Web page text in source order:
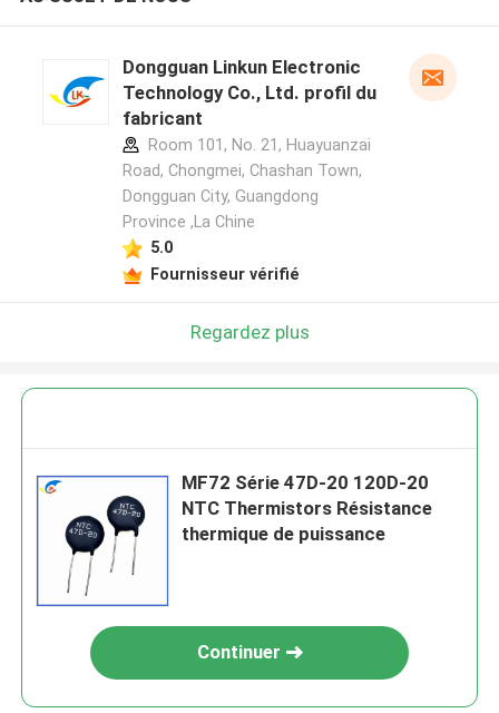
Dongguan Linkun Electronic
Technology Co., Ltd. profil du
fabricant
Room 101, No. 21, Huayuanzai
Road, Chongmei, Chashan Town,
Dongguan City, Guangdong
Province ,La Chine
5.0
Fournisseur vérifié
Regardez plus
MF72 Série 47D-20 120D-20
NTC Thermistors Résistance
thermique de puissance
Continuer